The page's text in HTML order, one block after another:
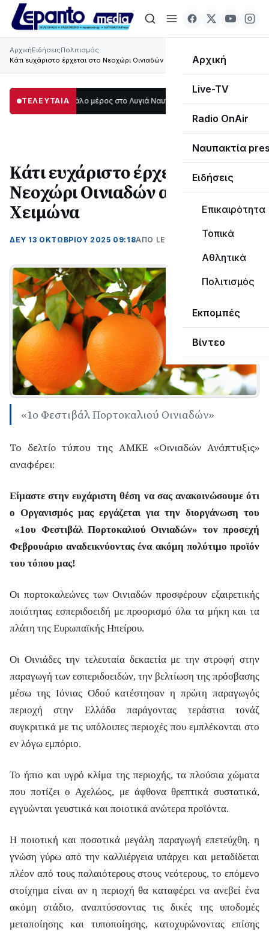
Αρχική
Live-TV
Radio OnAir
Ναυπακτία
Ειδήσεις
Επικαιρότητα
Τοπικά
Αθλητικά
Πολιτισμός
Εκπομπές
Βίντεο
ΑρχικήΕιδήσειςΠολιτισμός
Κάτι ευχάριστο έρχεται στο Νεοχώρι Οινιαδών αυτό το Χειμώνα
ΤΕΛΕΥΤΑΙΑ
μεγάλο μέρος στο Λυγιά Ναυπάκτου12:08
Κάτι ευχάριστο έρχεται στο
Νεοχώρι Οινιαδών αυτό το
Χειμώνα
ΔΕΥ 13 ΟΚΤΩΒΡΊΟΥ 2025 09:18ΑΠΌ LEPANTO RTV
«1ο Φεστιβάλ Πορτοκαλιού Οινιαδών»
To δελτίο τύπου της ΑΜΚΕ «Οινιαδών Ανάπτυξις»
αναφέρει:
Είμαστε στην ευχάριστη θέση να σας ανακοινώσουμε ότι
ο Οργανισμός μας εργάζεται για την διοργάνωση του
«1ου Φεστιβάλ Πορτοκαλιού Οινιαδών» τον προσεχή
Φεβρουάριο αναδεικνύοντας ένα ακόμη πολύτιμο προϊόν
του τόπου μας!
Οι πορτοκαλεώνες των Οινιαδών προσφέρουν εξαιρετικής
ποιότητας εσπεριδοειδή με προορισμό όλα τα μήκη και τα
πλάτη της Ευρωπαϊκής Ηπείρου.
Οι Οινιάδες την τελευταία δεκαετία με την στροφή στην
παραγωγή των εσπεριδοειδών, την βελτίωση της πρόσβασης
μέσω της Ιόνιας Οδού κατέστησαν η πρώτη παραγωγός
περιοχή στην Ελλάδα παράγοντας τεράστια τονάζ
συγκριτικά με τις υπόλοιπες περιοχές που εμπλέκονται στο
εν λόγω εμπόριο.
Το ήπιο και υγρό κλίμα της περιοχής, τα πλούσια χώματα
που ποτίζει ο Αχελώος, με άφθονα θρεπτικά συστατικά,
εγγυώνται γευστικά και ποιοτικά ανώτερα προϊόντα.
Η ποιοτική και ποσοτικά μεγάλη παραγωγή επετεύχθη, η
γνώση γύρω από την καλλιέργεια υπάρχει και μεταδίδεται
πλέον από τους παλαιότερους στους νεότερους, το επόμενο
στοίχημα είναι αν η περιοχή θα καταφέρει να ανεβεί ένα
ακόμη στάδιο, αναπτύσσοντας τις δικές της υποδομές
μεταποίησης και τυποποίησης, κατοχυρώνοντας επίσης